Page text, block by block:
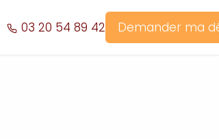
03 20 54 89 42 Demander ma